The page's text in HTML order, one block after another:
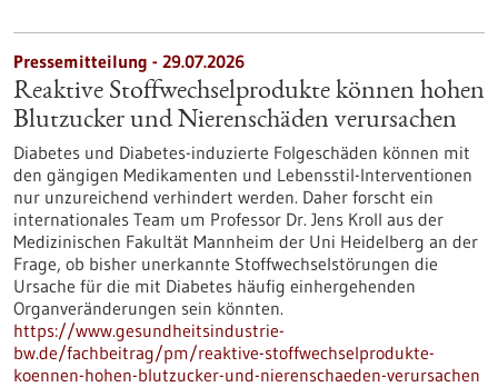
Pressemitteilung - 29.07.2026
Reaktive Stoffwechselprodukte können hohen
Blutzucker und Nierenschäden verursachen
Diabetes und Diabetes-induzierte Folgeschäden können mit
den gängigen Medikamenten und Lebensstil-Interventionen
nur unzureichend verhindert werden. Daher forscht ein
internationales Team um Professor Dr. Jens Kroll aus der
Medizinischen Fakultät Mannheim der Uni Heidelberg an der
Frage, ob bisher unerkannte Stoffwechselstörungen die
Ursache für die mit Diabetes häufig einhergehenden
Organveränderungen sein könnten.
https://www.gesundheitsindustrie-
bw.de/fachbeitrag/pm/reaktive-stoffwechselprodukte-
koennen-hohen-blutzucker-und-nierenschaeden-verursachen